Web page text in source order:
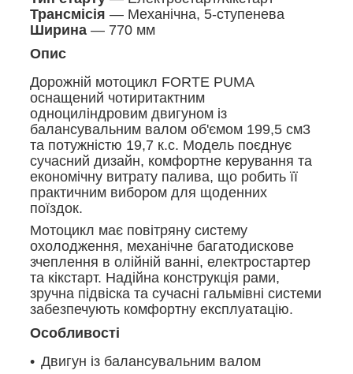
Трансмісія — Механічна, 5-ступенева
Ширина — 770 мм
Опис
Дорожній мотоцикл FORTE PUMA
оснащений чотиритактним
одноциліндровим двигуном із
балансувальним валом об'ємом 199,5 см3
та потужністю 19,7 к.с. Модель поєднує
сучасний дизайн, комфортне керування та
економічну витрату палива, що робить її
практичним вибором для щоденних
поїздок.
Мотоцикл має повітряну систему
охолодження, механічне багатодискове
зчеплення в олійній ванні, електростартер
та кікстарт. Надійна конструкція рами,
зручна підвіска та сучасні гальмівні системи
забезпечують комфортну експлуатацію.
Особливості
Двигун із балансувальним валом